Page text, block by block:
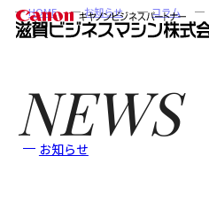
キャノンビジネスパートナ
滋賀ビジネスマシン株式会
HOME お知らせ コラム
NEWS
お知らせ